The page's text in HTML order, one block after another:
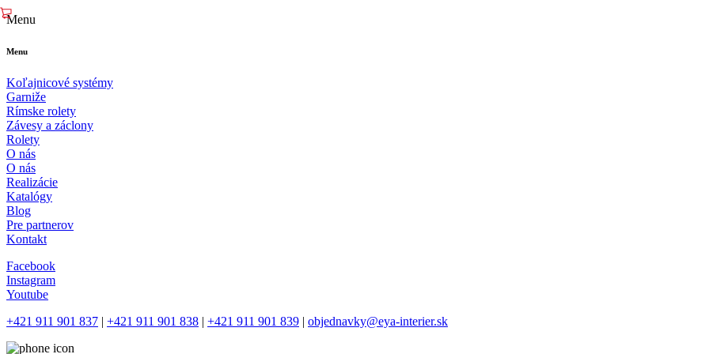
Menu
Menu
Koľajnicové systémy
Garniže
Rímske rolety
Závesy a záclony
Rolety
O nás
O nás
Realizácie
Katalógy
Blog
Pre partnerov
Kontakt
Facebook
Instagram
Youtube
+421 911 901 837 | +421 911 901 838 | +421 911 901 839 | objednavky@eya-interier.sk